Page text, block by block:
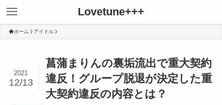
Lovetune+++
ホーム アイドル
菖蒲まりんの裏垢流出で重大契約
違反！グループ脱退が決定した重
大契約違反の内容とは？
2021
12/13